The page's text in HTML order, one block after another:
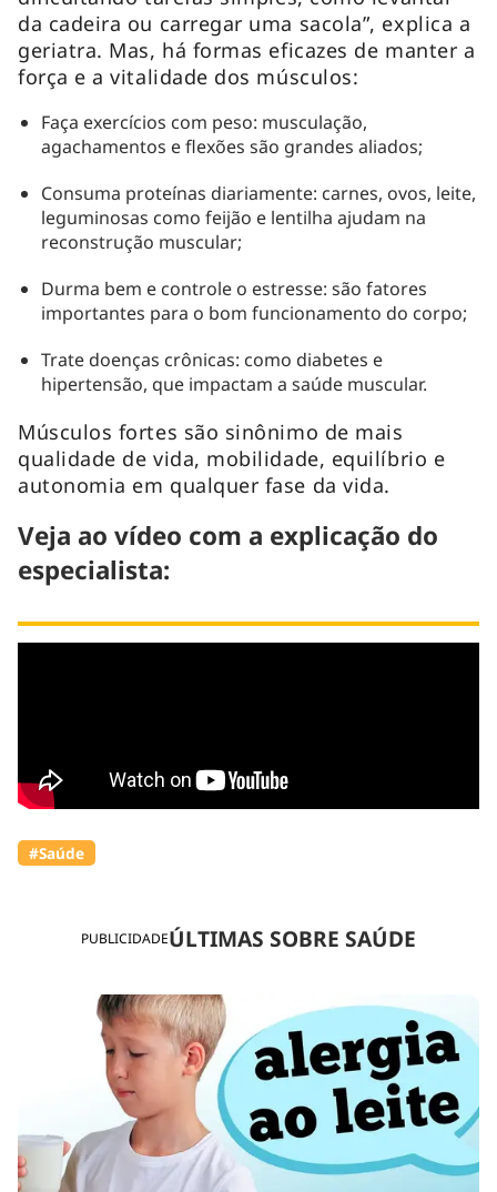
PUBLICIDADEÚLTIMAS SOBRE SAÚDE
da cadeira ou carregar uma sacola”, explica a
geriatra. Mas, há formas eficazes de manter a
força e a vitalidade dos músculos:
Faça exercícios com peso: musculação,
agachamentos e flexões são grandes aliados;
Consuma proteínas diariamente: carnes, ovos, leite,
leguminosas como feijão e lentilha ajudam na
reconstrução muscular;
Durma bem e controle o estresse: são fatores
importantes para o bom funcionamento do corpo;
Trate doenças crônicas: como diabetes e
hipertensão, que impactam a saúde muscular.
Músculos fortes são sinônimo de mais
qualidade de vida, mobilidade, equilíbrio e
autonomia em qualquer fase da vida.
Veja ao vídeo com a explicação do
especialista:
#Saúde